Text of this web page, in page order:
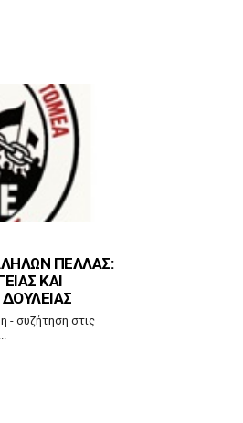
ΠΈΛΛΑΣ:
ΚΑΙ
- συζήτηση στις